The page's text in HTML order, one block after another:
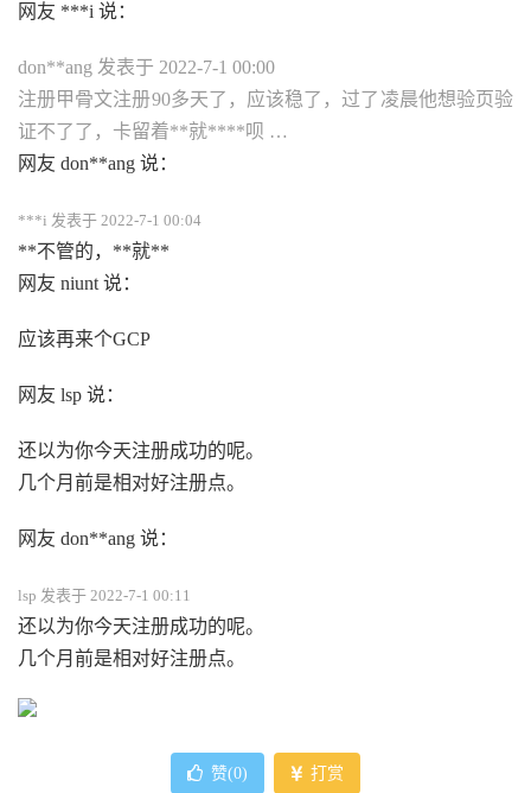
网友 ***i 说：
don**ang 发表于 2022-7-1 00:00
注册甲骨文注册90多天了，应该稳了，过了凌晨他想验页验
证不了了，卡留着**就****呗 …
网友 don**ang 说：
***i 发表于 2022-7-1 00:04
**不管的，**就**
网友 niunt 说：
应该再来个GCP
网友 lsp 说：
还以为你今天注册成功的呢。
几个月前是相对好注册点。
网友 don**ang 说：
lsp 发表于 2022-7-1 00:11
还以为你今天注册成功的呢。
几个月前是相对好注册点。
赞(0) 打赏